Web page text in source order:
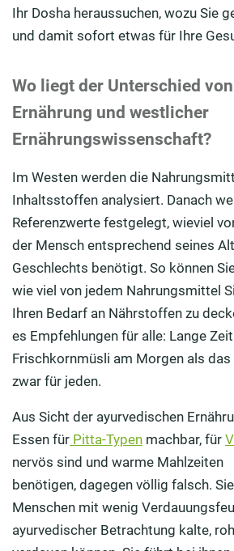
Ihr Dosha heraussuchen, wozu Sie
und damit sofort etwas für Ihre
Wo liegt der Unterschied
Ernährung und westlicher
Ernährungswissenschaft?
Im Westen werden die Nahrung
Inhaltsstoffen analysiert. Danach
Referenzwerte festgelegt, wieviel
der Mensch entsprechend seines
Geschlechts benötigt. So können
wie viel von jedem Nahrungsmittel
Ihren Bedarf an Nährstoffen zu
es Empfehlungen für alle: Lange
Frischkornmüsli am Morgen als
zwar für jeden.
Aus Sicht der ayurvedischen
Essen für Pitta-Typen machbar, für
nervös sind und warme Mahlzeiten
benötigen, dagegen völlig falsch.
Menschen mit wenig
ayurvedischer Betrachtung kalte,